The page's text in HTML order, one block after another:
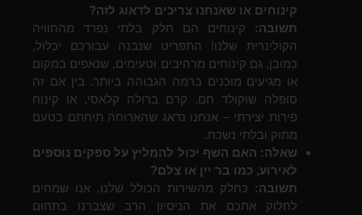
קינוחים או שאנחנו צריכים לדאוג לזה?
תשובה: קינוחים הם חלק בלתי נפרד מהחוויה
הקולינרית שלנו! התפריט שנבנה עבורכם יכלול,
כמובן, גם קינוחים מרהיבים וטעימים, שנאפים במקום
או מגיעים מוכנים ברמה הגבוהה ביותר. בין אם זה
סופלה שוקולד חם, קרם ברולה קלאסי, או קינוח
פירות יצירתי – אנחנו נדאג שהארוחה תיחתם בטעם
מתוק ובלתי נשכח.
שאלה: האם השף יכול להמליץ על ספקים נוספים
לאירוע, כמו בר יין או צלם?
תשובה: כחלק מהשירות הכולל שלנו, אנו שמחים
לחלוק אתכם את הניסיון הרב שצברנו בתחום